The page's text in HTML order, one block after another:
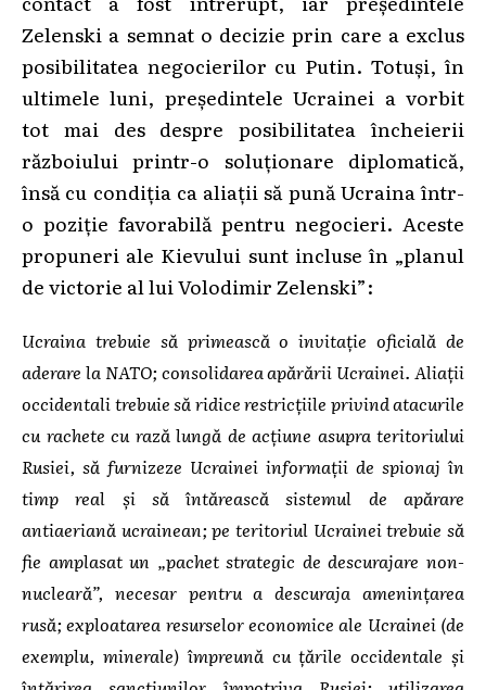
Zelenski a semnat o decizie prin care a exclus
posibilitatea negocierilor cu Putin. Totuși, în
ultimele luni, președintele Ucrainei a vorbit
tot mai des despre posibilitatea încheierii
războiului printr-o soluționare diplomatică,
însă cu condiția ca aliații să pună Ucraina într-
o poziție favorabilă pentru negocieri. Aceste
propuneri ale Kievului sunt incluse în „planul
de victorie al lui Volodimir Zelenski”:
Ucraina trebuie să primească o invitație oficială de
aderare la NATO; consolidarea apărării Ucrainei. Aliații
occidentali trebuie să ridice restricțiile privind atacurile
cu rachete cu rază lungă de acțiune asupra teritoriului
Rusiei, să furnizeze Ucrainei informații de spionaj în
timp real și să întărească sistemul de apărare
antiaeriană ucrainean; pe teritoriul Ucrainei trebuie să
fie amplasat un „pachet strategic de descurajare non-
nucleară”, necesar pentru a descuraja amenințarea
rusă; exploatarea resurselor economice ale Ucrainei (de
exemplu, minerale) împreună cu țările occidentale și